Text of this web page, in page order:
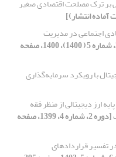
بر ترک مصلحت اقتصادی صغیر
آماده انتشار)]
اجتماعی در مدیریت
[دوره 3، شماره 5 ( 1400)، 1400، صفحه
با رویکرد سرمایه‌گذاری
ارز دیجیتالی از منظر فقه
[دوره 2، شماره 4، 1399، صفحه
قراردادهای